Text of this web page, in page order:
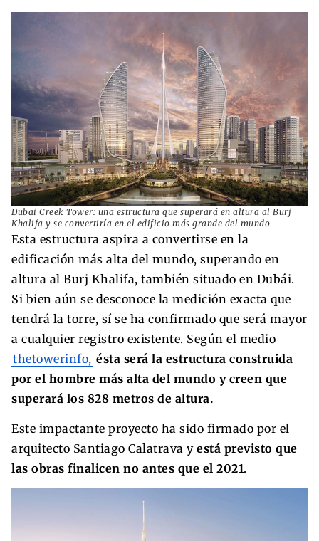
Dubai Creek Tower: una estructura que superará en altura al Burj
Khalifa y se convertiría en el edificio más grande del mundo
Esta estructura aspira a convertirse en la
edificación más alta del mundo, superando en
altura al Burj Khalifa, también situado en Dubái.
Si bien aún se desconoce la medición exacta que
tendrá la torre, sí se ha confirmado que será mayor
a cualquier registro existente. Según el medio
thetowerinfo, ésta será la estructura construida
por el hombre más alta del mundo y creen que
superará los 828 metros de altura.
Este impactante proyecto ha sido firmado por el
arquitecto Santiago Calatrava y está previsto que
las obras finalicen no antes que el 2021.